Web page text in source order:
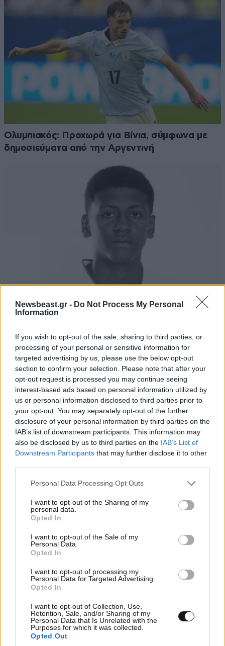
Newsbeast.gr - Do Not Process My Personal
Information
If you wish to opt-out of the sale, sharing to third parties, or
processing of your personal or sensitive information for
targeted advertising by us, please use the below opt-out
section to confirm your selection. Please note that after your
opt-out request is processed you may continue seeing
interest-based ads based on personal information utilized by
us or personal information disclosed to third parties prior to
your opt-out. You may separately opt-out of the further
disclosure of your personal information by third parties on the
IAB’s list of downstream participants. This information may
also be disclosed by us to third parties on the IAB’s List of
Downstream Participants that may further disclose it to other
Please note that this website/app uses one or more Google
not limited to your visit or usage behaviour. You may click to
grant or deny consent to Google and its third-party tags to
use your data for below specified purposes in below Google
consent section.
Personal Data Processing Opt Outs
I want to opt-out of the Sharing of my
personal data.
Opted In
I want to opt-out of the Sale of my
Personal Data.
Opted In
I want to opt-out of processing my
Personal Data for Targeted Advertising.
Opted In
I want to opt-out of Collection, Use,
Retention, Sale, and/or Sharing of my
Personal Data that Is Unrelated with the
Purposes for which it was collected.
Opted Out
Ολυμπιακός: Προχωρά για Βίνια, σύμφωνα με
δημοσιεύματα από την Αργεντινή
Βραζιλία: Νεκρός από αδέσποτη σφαίρα
Ακολουθήστε τοNEWSBEASTστοGoogle News
και μάθετε πρώτοι όλες τις ειδήσεις
ΣΧΌΛΙΑ ΑΝΑΓΝΩΣΤΏΝ